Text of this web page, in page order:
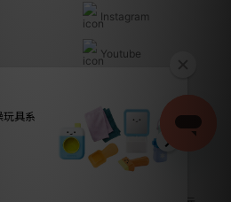
Instagram
Youtube
INTERNATIONAL CO., LTD